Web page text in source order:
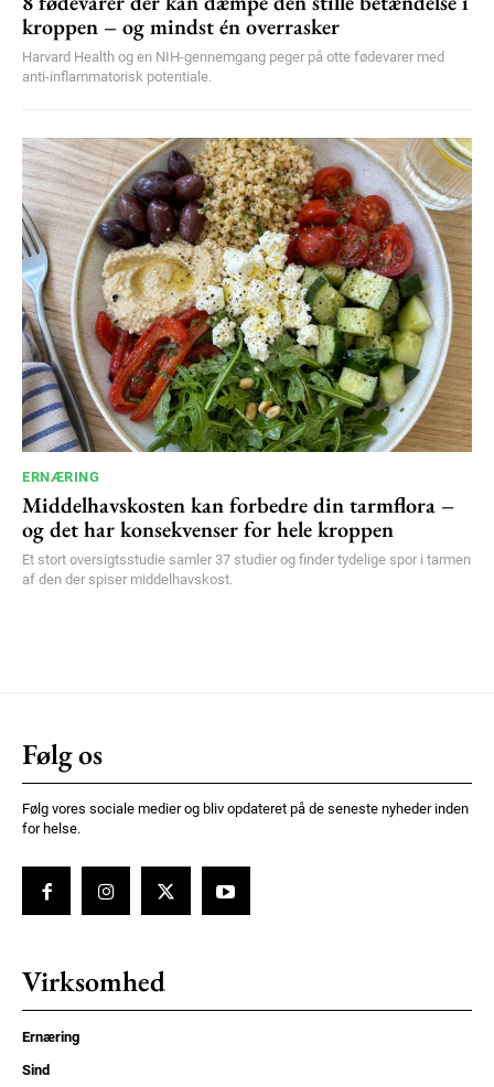
kroppen – og mindst én overrasker
Harvard Health og en NIH-gennemgang peger på otte fødevarer med
anti-inflammatorisk potentiale.
ERNÆRING
Middelhavskosten kan forbedre din tarmflora –
og det har konsekvenser for hele kroppen
Et stort oversigtsstudie samler 37 studier og finder tydelige spor i tarmen
af den der spiser middelhavskost.
Følg os
Følg vores sociale medier og bliv opdateret på de seneste nyheder inden
for helse.
Virksomhed
Ernæring
Sind